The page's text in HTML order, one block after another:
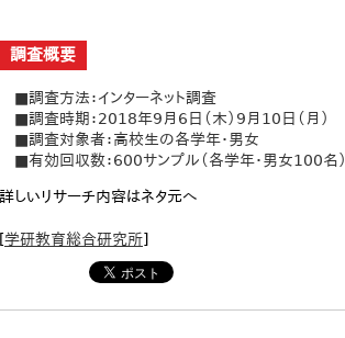
調査概要
■調査方法：インターネット調査
■調査時期：2018年9月6日（木）9月10日（月）
■調査対象者：高校生の各学年・男女
■有効回収数：600サンプル（各学年・男女100名）
詳しいリサーチ内容はネタ元へ
[学研教育総合研究所]